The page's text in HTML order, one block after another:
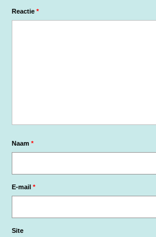
Reactie *
Naam *
E-mail *
Site